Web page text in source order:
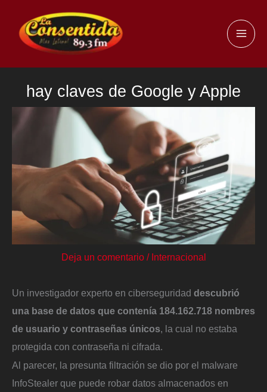
contenido
hay claves de Google y Apple
Deja un comentario / Internacional
Un investigador experto en ciberseguridad descubrió
una base de datos que contenía 184.162.718 nombres
de usuario y contraseñas únicos, la cual no estaba
protegida con contraseña ni cifrada.
Al parecer, la presunta filtración se dio por el malware
InfoStealer que puede robar datos almacenados en